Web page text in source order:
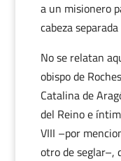
a un misionero
cabeza
No se relatan
obispo de
Catalina de
del Reino e
VIII –por
otro de seglar–,